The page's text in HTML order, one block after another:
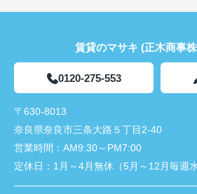
賃貸のマサキ (正木商事株
0120-275-553
〒630-8013
奈良県奈良市三条大路５丁目2-40
営業時間： AM9:30～PM7:00
定休日： 1月～4月無休（5月～12月毎週水